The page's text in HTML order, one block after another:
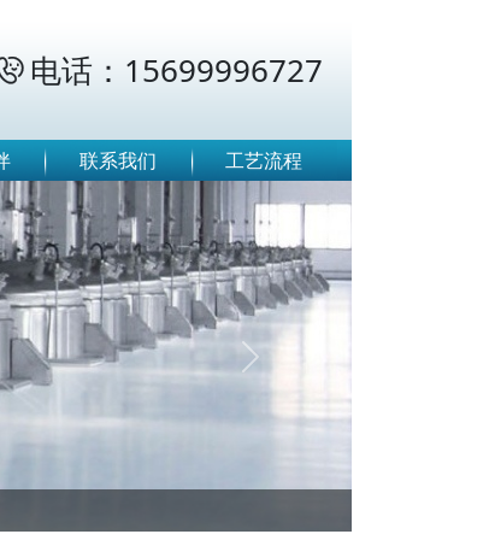
电话：15699996727
联系我们 工艺流程
Next